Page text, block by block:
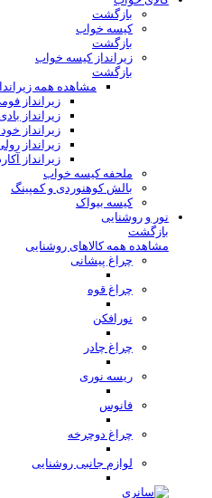
بازگشت
کیسه خواب
بازگشت
زیرانداز کیسه خواب
بازگشت
مشاهده همه
زیرانداز
زیرانداز بادی
زیرانداز
زیرانداز
زیرانداز
ملحفه کیسه خواب
بالش کوهنوردی و کمپینگ
کیسه بیواک
نور و روشنایی
بازگشت
مشاهده همه کالاهای روشنایی
چراغ پیشانی
چراغ قوه
نورافکن
چراغ چادر
ریسه نوری
فانوس
چراغ دوچرخه
لوازم جانبی روشنایی